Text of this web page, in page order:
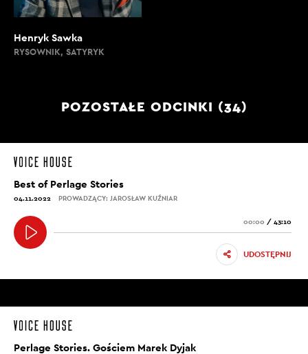
Henryk Sawka
RYSOWNIK, SATYRYK
POZOSTAŁE ODCINKI (34)
Best of Perlage Stories
04.11.2022 PROWADZĄCY: JAROSŁAW KUŹNIAR
00:00 / 43:10
UDOSTĘPNIJ
Perlage Stories. Gościem Marek Dyjak